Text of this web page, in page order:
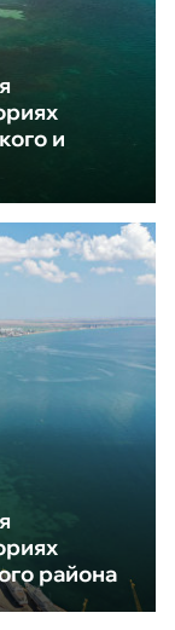
и
района